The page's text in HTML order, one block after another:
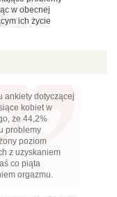
w obecnej
ich życie
ankiety dotyczącej
kobiet w
że 44,2%
problemy
poziom
z uzyskaniem
co piąta
orgazmu.